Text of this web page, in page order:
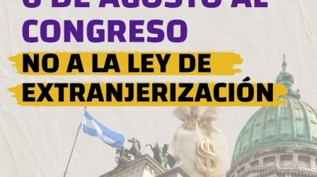
que se despliegan a lo largo de ese río, desde la Triple
Frontera hasta el Delta— concentran algunos de los
departamentos más comprometidos del país en materia
de propiedad extranjera de la tierra.
Misiones: la selva, el Paraná y el
capital chileno
Misiones es la provincia más extranjerizada de la región: